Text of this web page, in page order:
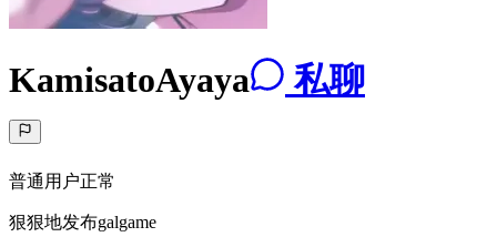
KamisatoAyaya 私聊
普通用户正常
狠狠地发布galgame